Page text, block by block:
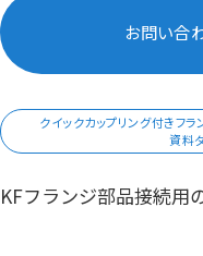
お問い合
クイックカップリング付きフ
資料
KFフランジ部品接続用